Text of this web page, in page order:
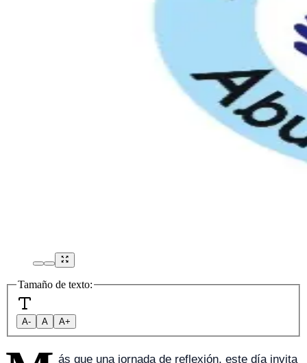
Tamaño de texto:
A- A A+
ás que una jornada de reflexión, este día invita